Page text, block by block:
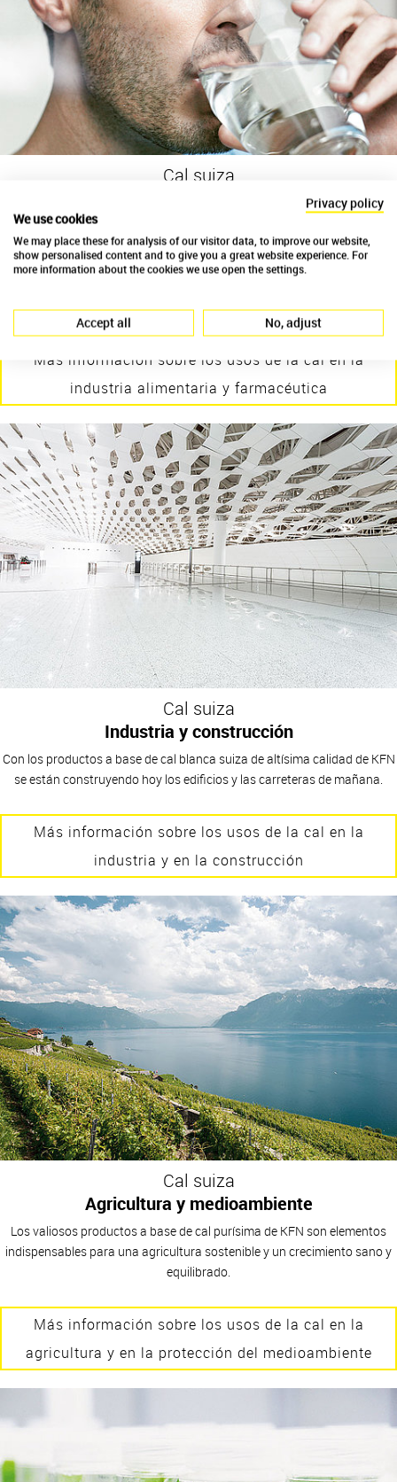
Cal suiza
Industria alimentaria y farmacéutica
Una alimentación capaz de compaginar sabores y salud encuentra sus
raíces en la cal blanca producida por Kalkfabrik Netstal AG, en
cumplimiento con los requisitos establecidos por el esquema de
animales).
Más información sobre los usos de la cal en la
industria alimentaria y farmacéutica
Cal suiza
Industria y construcción
Con los productos a base de cal blanca suiza de altísima calidad de KFN
se están construyendo hoy los edificios y las carreteras de mañana.
Más información sobre los usos de la cal en la
industria y en la construcción
Cal suiza
Agricultura y medioambiente
Los valiosos productos a base de cal purísima de KFN son elementos
indispensables para una agricultura sostenible y un crecimiento sano y
equilibrado.
Más información sobre los usos de la cal en la
agricultura y en la protección del medioambiente
Privacy policy
We use cookies
We may place these for analysis of our visitor data, to improve our website,
show personalised content and to give you a great website experience. For
more information about the cookies we use open the settings.
Accept all No, adjust